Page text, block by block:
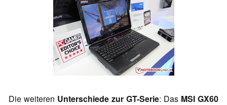
Die weiteren Unterschiede zur GT-Serie: Das MSI GX60